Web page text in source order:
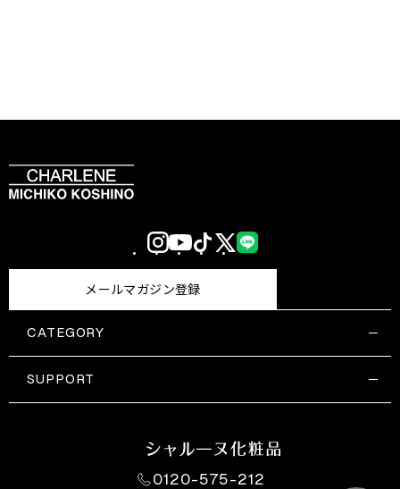
CATEGORY
サプリメント・保健機能食品
SUPPORT
0120-575-212
メールマガジン登録